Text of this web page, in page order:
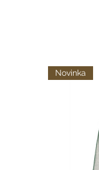
Novinka